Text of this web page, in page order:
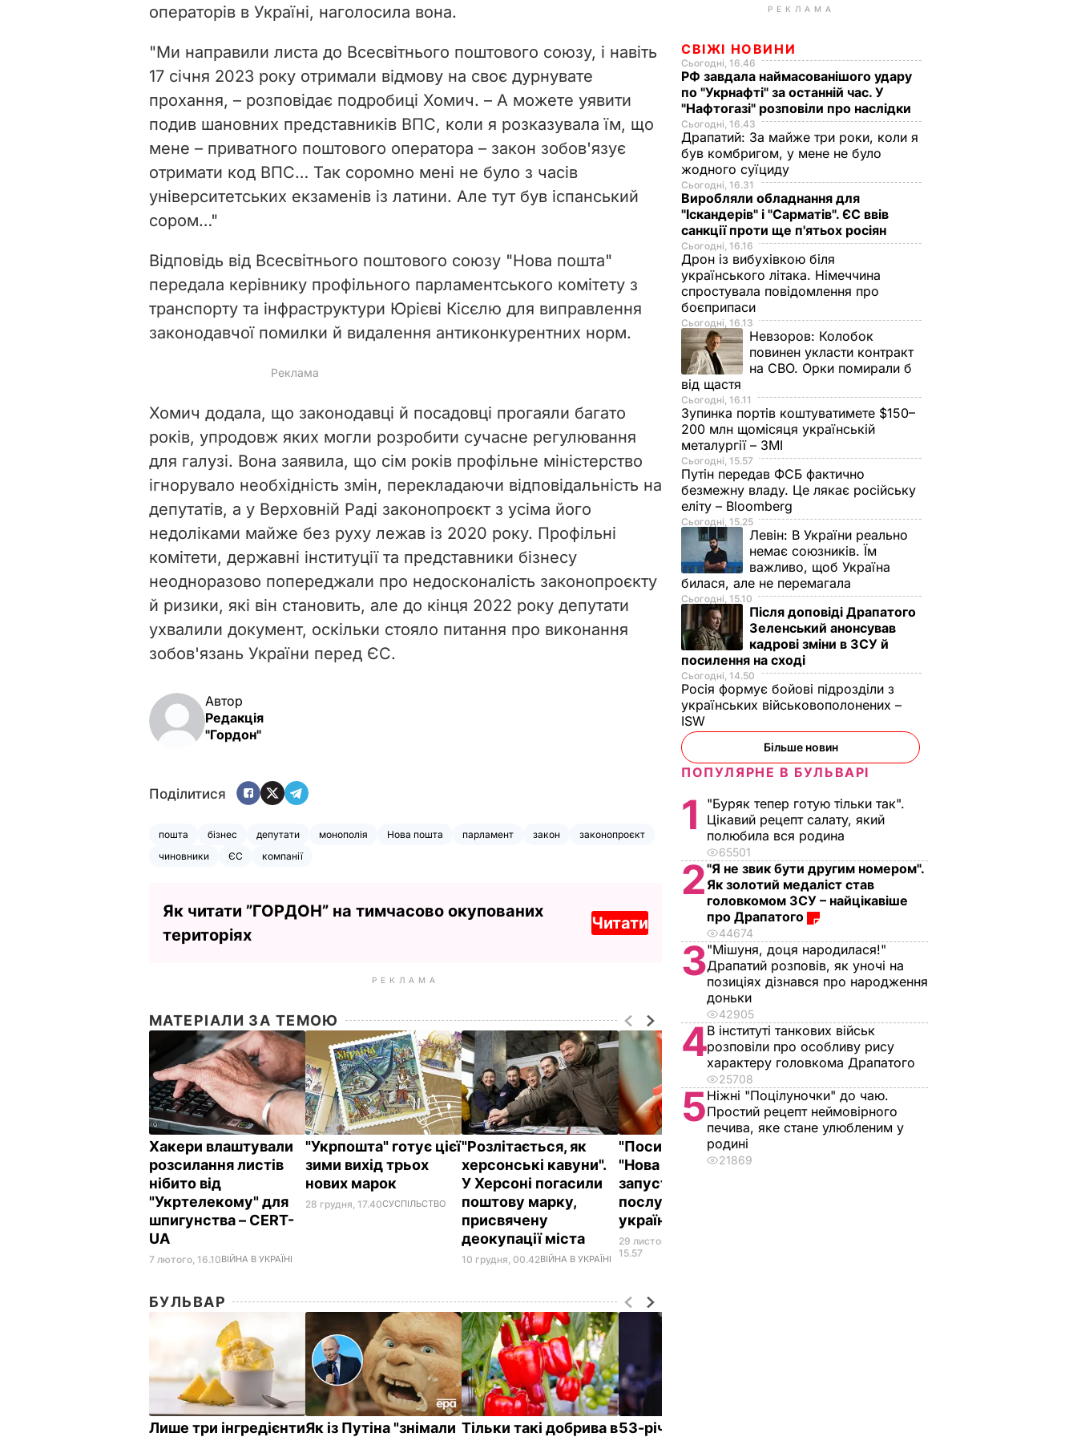
d
e
o
операторів в Україні, наголосила вона.
"Ми направили листа до Всесвітнього поштового союзу, і навіть
17 січня 2023 року отримали відмову на своє дурнувате
прохання, – розповідає подробиці Хомич. – А можете уявити
подив шановних представників ВПС, коли я розказувала їм, що
мене – приватного поштового оператора – закон зобов'язує
отримати код ВПС… Так соромно мені не було з часів
університетських екзаменів із латини. Але тут був іспанський
сором…"
Відповідь від Всесвітнього поштового союзу "Нова пошта"
передала керівнику профільного парламентського комітету з
транспорту та інфраструктури Юрієві Кісєлю для виправлення
законодавчої помилки й видалення антиконкурентних норм.
Хомич додала, що законодавці й посадовці прогаяли багато
років, упродовж яких могли розробити сучасне регулювання
для галузі. Вона заявила, що сім років профільне міністерство
ігнорувало необхідність змін, перекладаючи відповідальність на
депутатів, а у Верховній Раді законопроєкт з усіма його
недоліками майже без руху лежав із 2020 року. Профільні
комітети, державні інституції та представники бізнесу
неодноразово попереджали про недосконалість законопроєкту
й ризики, які він становить, але до кінця 2022 року депутати
ухвалили документ, оскільки стояло питання про виконання
зобов'язань України перед ЄС.
Автор
Редакція
"Гордон"
Поділитися
пошта бізнес депутати монополія Нова пошта парламент закон
законопроєкт
чиновники
ЄС компанії
Як читати ”ГОРДОН” на тимчасово окупованих
територіях
Читати
РЕКЛАМА
МАТЕРІАЛИ ЗА ТЕМОЮ
Хакери влаштували
розсилання листів
нібито від
"Укртелекому" для
шпигунства – CERT-
UA
7 лютого, 16.10ВІЙНА В УКРАЇНІ
"Укрпошта" готує цієї
зими вихід трьох
нових марок
28 грудня, 17.40СУСПІЛЬСТВО
"Розлітається, як
херсонські кавуни".
У Херсоні погасили
поштову марку,
присвячену
деокупації міста
10 грудня, 00.42ВІЙНА В УКРАЇНІ
"Посилка в кредит".
"Нова пошта"
запустила нову
послугу для
українців
29 листопада,
15.57
БУЛЬВАР
Лише три інгредієнтиЯк із Путіна "знімали Тільки такі добрива в53-річний брат
РЕКЛАМА
СВІЖІ НОВИНИ
Сьогодні, 16.46
РФ завдала наймасованішого удару
по "Укрнафті" за останній час. У
"Нафтогазі" розповіли про наслідки
Сьогодні, 16.43
Драпатий: За майже три роки, коли я
був комбригом, у мене не було
жодного суїциду
Сьогодні, 16.31
Виробляли обладнання для
"Іскандерів" і "Сарматів". ЄС ввів
санкції проти ще п'ятьох росіян
Сьогодні, 16.16
Дрон із вибухівкою біля
українського літака. Німеччина
спростувала повідомлення про
боєприпаси
Сьогодні, 16.13
Невзоров: Колобок
повинен укласти контракт
на СВО. Орки помирали б
від щастя
Сьогодні, 16.11
Зупинка портів коштуватимете $150–
200 млн щомісяця українській
металургії – ЗМІ
Сьогодні, 15.57
Путін передав ФСБ фактично
безмежну владу. Це лякає російську
еліту – Bloomberg
Сьогодні, 15.25
Левін: В України реально
немає союзників. Їм
важливо, щоб Україна
билася, але не перемагала
Сьогодні, 15.10
Після доповіді Драпатого
Зеленський анонсував
кадрові зміни в ЗСУ й
посилення на сході
Сьогодні, 14.50
Росія формує бойові підрозділи з
українських військовополонених –
ISW
Більше новин
ПОПУЛЯРНЕ В БУЛЬВАРІ
1
"Буряк тепер готую тільки так".
Цікавий рецепт салату, який
полюбила вся родина
65501
2"Я не звик бути другим номером".
Як золотий медаліст став
головкомом ЗСУ – найцікавіше
про Драпатого
44674
3"Мішуня, доця народилася!"
Драпатий розповів, як уночі на
позиціях дізнався про народження
доньки
42905
4В інституті танкових військ
розповіли про особливу рису
характеру головкома Драпатого
25708
5Ніжні "Поцілуночки" до чаю.
Простий рецепт неймовірного
печива, яке стане улюбленим у
родині
21869